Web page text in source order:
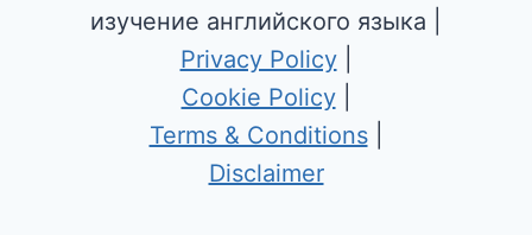
изучение английского языка |
Privacy Policy|
Cookie Policy|
Terms & Conditions|
Disclaimer